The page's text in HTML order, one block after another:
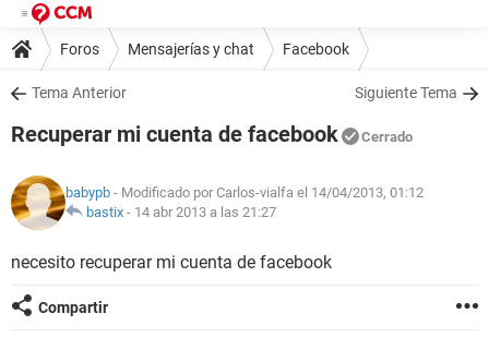
Foros Mensajerías y chat Facebook
Tema Anterior Siguiente Tema
Recuperar mi cuenta de facebook Cerrado
babypb - Modificado por Carlos-vialfa el 14/04/2013, 01:12
bastix - 14 abr 2013 a las 21:27
necesito recuperar mi cuenta de facebook
Compartir